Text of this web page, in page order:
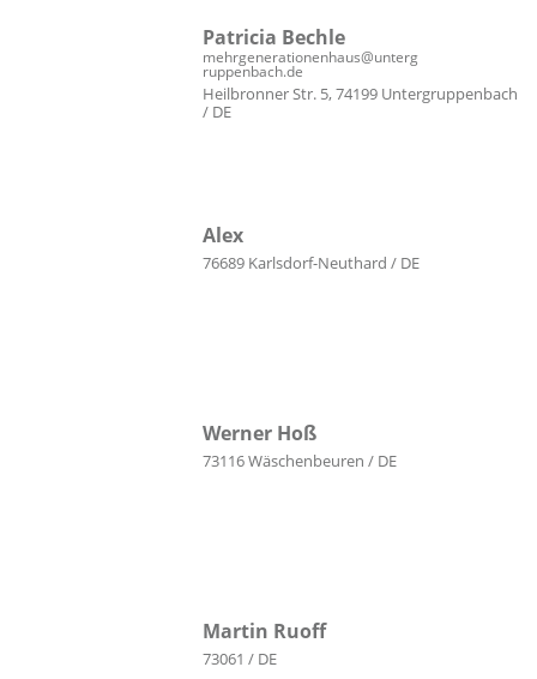
Patricia Bechle
mehrgenerationenhaus@unterg
ruppenbach.de
Heilbronner Str. 5, 74199 Untergruppenbach
/ DE
Alex
76689 Karlsdorf-Neuthard / DE
Werner Hoß
73116 Wäschenbeuren / DE
Martin Ruoff
73061 / DE